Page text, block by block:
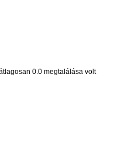
0.0 megtalálása volt